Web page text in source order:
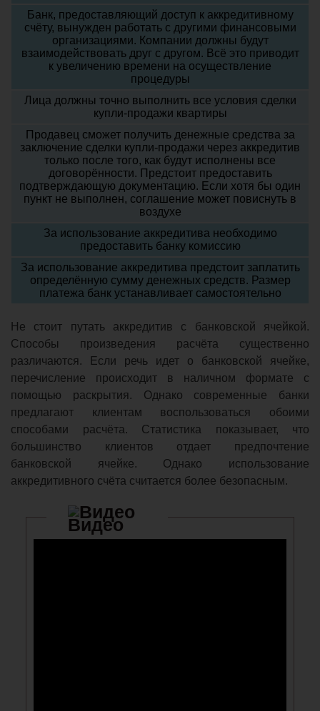
Банк, предоставляющий доступ к аккредитивному
счёту, вынужден работать с другими финансовыми
организациями. Компании должны будут
взаимодействовать друг с другом. Всё это приводит
к увеличению времени на осуществление
процедуры
Лица должны точно выполнить все условия сделки
купли-продажи квартиры
Продавец сможет получить денежные средства за
заключение сделки купли-продажи через аккредитив
только после того, как будут исполнены все
договорённости. Предстоит предоставить
подтверждающую документацию. Если хотя бы один
пункт не выполнен, соглашение может повиснуть в
воздухе
За использование аккредитива необходимо
предоставить банку комиссию
За использование аккредитива предстоит заплатить
определённую сумму денежных средств. Размер
платежа банк устанавливает самостоятельно
Не стоит путать аккредитив с банковской ячейкой.
Способы произведения расчёта существенно
различаются. Если речь идет о банковской ячейке,
перечисление происходит в наличном формате с
помощью раскрытия. Однако современные банки
предлагают клиентам воспользоваться обоими
способами расчёта. Статистика показывает, что
большинство клиентов отдает предпочтение
банковской ячейке. Однако использование
аккредитивного счёта считается более безопасным.
Видео